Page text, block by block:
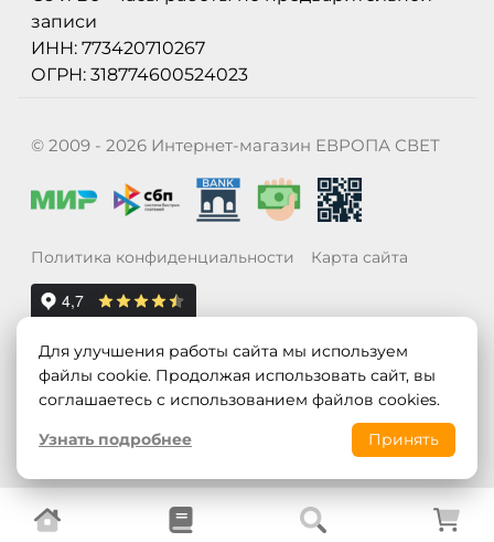
записи
ИНН: 773420710267
ОГРН: 318774600524023
© 2009 - 2026 Интернет-магазин ЕВРОПА СВЕТ
Политика конфиденциальности Карта сайта
Для улучшения работы сайта мы используем
файлы cookie. Продолжая использовать сайт, вы
соглашаетесь с использованием файлов cookies.
Узнать подробнее
Принять